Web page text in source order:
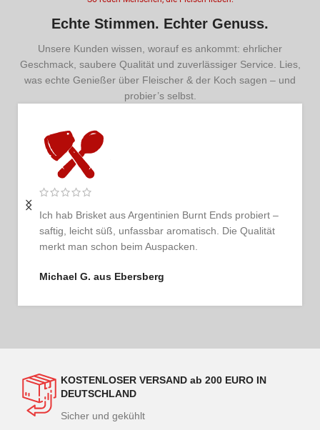
Echte Stimmen. Echter Genuss.
Unsere Kunden wissen, worauf es ankommt: ehrlicher
Geschmack, saubere Qualität und zuverlässiger Service. Lies,
was echte Genießer über Fleischer & der Koch sagen – und
probier’s selbst.
Ich hab Brisket aus Argentinien Burnt Ends probiert –
saftig, leicht süß, unfassbar aromatisch. Die Qualität
merkt man schon beim Auspacken.
Michael G. aus Ebersberg
KOSTENLOSER VERSAND ab 200 EURO IN
DEUTSCHLAND
Sicher und gekühlt